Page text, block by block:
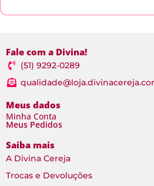
Fale com a Divina!
(51) 9292-0289
Meus dados
Minha Conta
Meus Pedidos
Saiba mais
A Divina Cereja
Trocas e Devoluções